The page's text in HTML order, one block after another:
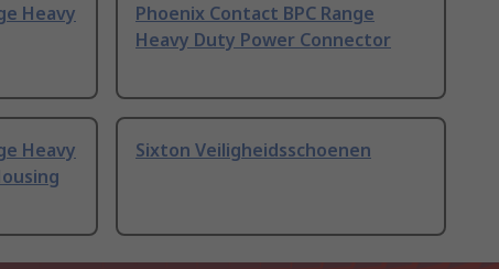
Heavy
Phoenix Contact BPC Range
Heavy Duty Power Connector
Heavy
Sixton Veiligheidsschoenen